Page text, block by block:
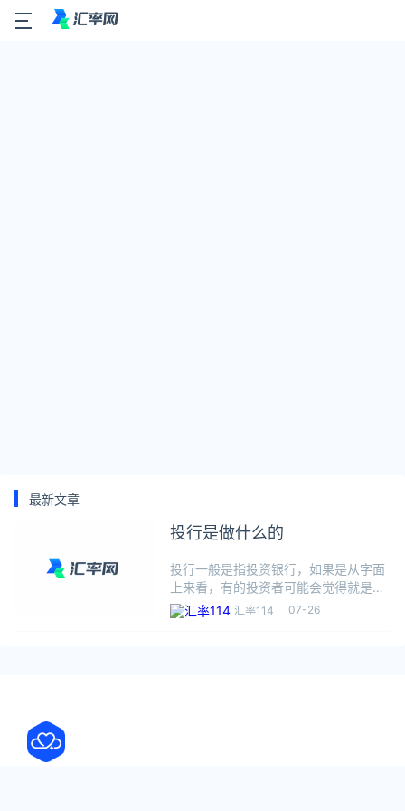
最新文章
投行是做什么的
投行一般是指投资银行，如果是从字面
上来看，有的投资者可能会觉得就是拿
大笔的钱去做投资的银行，但实际上并
不是这样的，那么投行是做什么的？投
汇率114 07-26